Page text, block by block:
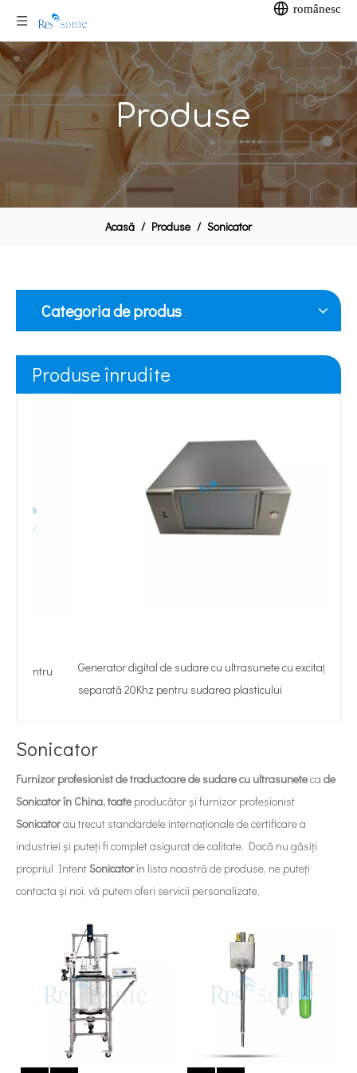
românesc
Produse
Acasă / Produse / Sonicator
Categoria de produs
Produse înrudite
Generator digital de sudare cu ultrasunete cu excitație
separată 20Khz pentru sudarea plasticului
Sonicator
Furnizor profesionist de traductoare de sudare cu ultrasuneteca de
Sonicator în China, toate producător și furnizor profesionist
Sonicatorau trecut standardele internaționale de certificare a
industriei și puteți fi complet asigurat de calitate. Dacă nu găsiți
propriul IntentSonicatorîn lista noastră de produse, ne puteți
contacta și noi, vă putem oferi servicii personalizate.